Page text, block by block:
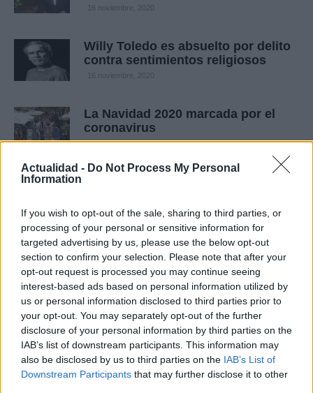
Actualidad - Do Not Process My Personal
Information
If you wish to opt-out of the sale, sharing to third parties, or
processing of your personal or sensitive information for
targeted advertising by us, please use the below opt-out
section to confirm your selection. Please note that after your
opt-out request is processed you may continue seeing
interest-based ads based on personal information utilized by
us or personal information disclosed to third parties prior to
your opt-out. You may separately opt-out of the further
disclosure of your personal information by third parties on the
IAB’s list of downstream participants. This information may
also be disclosed by us to third parties on the IAB’s List of
Downstream Participants that may further disclose it to other
16 noviembre, 2020
Willy Toledo es absuelto por delito
contra sentimientos religiosos
16 noviembre, 2020
La Navidad 2020 marcada por el
coronavirus
11 noviembre, 2020
10 noviembre, 2020
«La tasa Netflix» comienza su
puesta en marcha en España
6 noviembre, 2020
Trump apuesta al reconteo de votos
y denuncia «papeletas sorpresas»
5 noviembre, 2020